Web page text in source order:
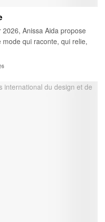
Anissa Aida propose
qui raconte, qui relie,